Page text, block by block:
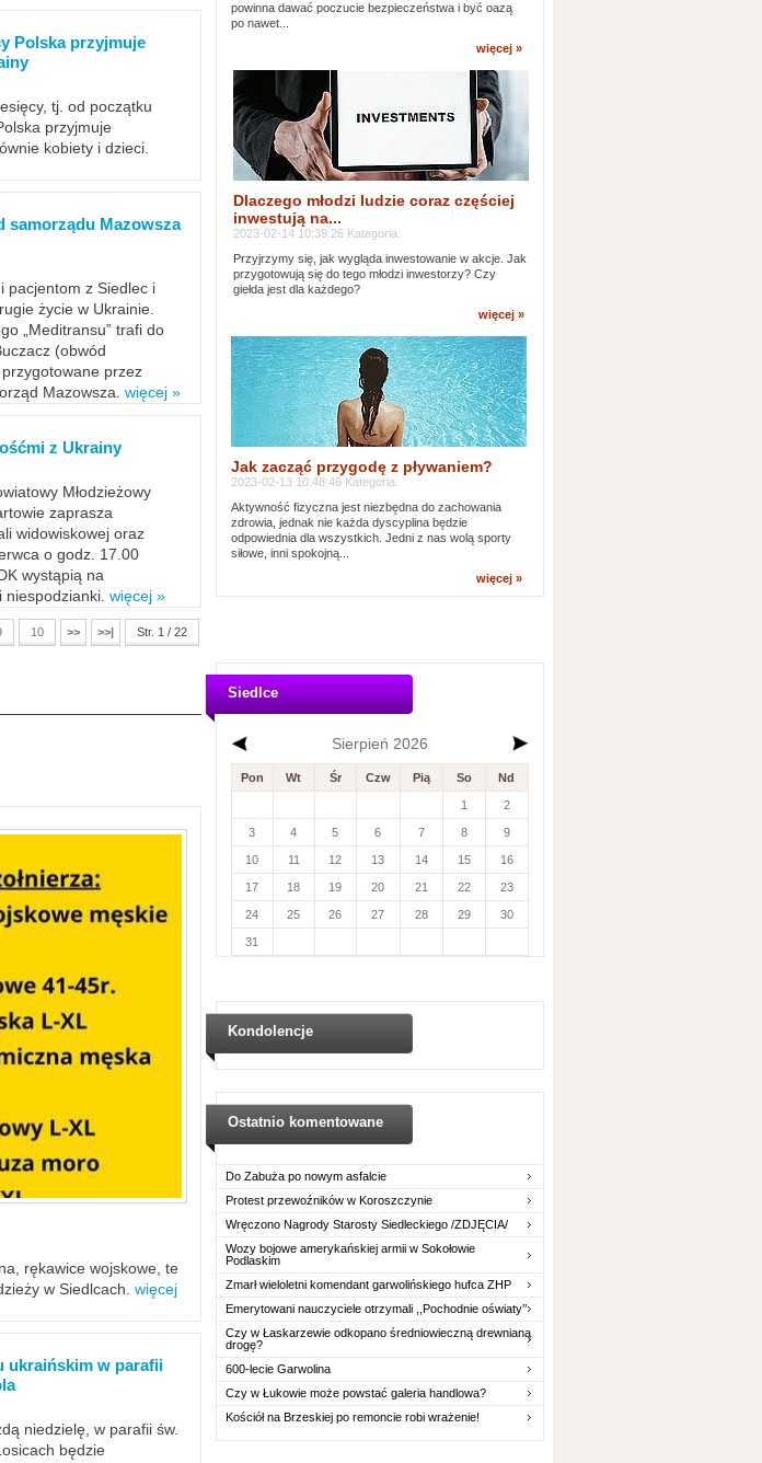
Polska przyjmuje
tj. od początku
przyjmuje
kobiety i dzieci.
samorządu Mazowsza
i pacjentom z Siedlec i
życie w Ukrainie.
„Meditransu” trafi do
(obwód
przez
Mazowsza. więcej »
z Ukrainy
Młodzieżowy
zaprasza
widowiskowej oraz
o godz. 17.00
wystąpią na
więcej »
10 >> >>| Str. 1 / 22
rękawice wojskowe, te
w Siedlcach. więcej
ukraińskim w parafii
niedzielę, w parafii św.
będzie
powinna dawać poczucie bezpieczeństwa i być oazą
po nawet...
więcej »
Dlaczego młodzi ludzie coraz częściej
inwestują na...
2023-02-14 10:39:26 Kategoria:
Przyjrzymy się, jak wygląda inwestowanie w akcje. Jak
przygotowują się do tego młodzi inwestorzy? Czy
giełda jest dla każdego?
więcej »
Jak zacząć przygodę z pływaniem?
2023-02-13 10:48:46 Kategoria:
Aktywność fizyczna jest niezbędna do zachowania
zdrowia, jednak nie każda dyscyplina będzie
odpowiednia dla wszystkich. Jedni z nas wolą sporty
siłowe, inni spokojną...
więcej »
Siedlce
Sierpień 2026
Pon Wt Śr Czw Pią So Nd
1 2
3 4 5 6 7 8 9
10 11 12 13 14 15 16
17 18 19 20 21 22 23
24 25 26 27 28 29 30
31
Kondolencje
Ostatnio komentowane
Do Zabuża po nowym asfalcie
Protest przewoźników w Koroszczynie
Wręczono Nagrody Starosty Siedleckiego /ZDJĘCIA/
Wozy bojowe amerykańskiej armii w Sokołowie
Podlaskim
Zmarł wieloletni komendant garwolińskiego hufca ZHP
Emerytowani nauczyciele otrzymali ,,Pochodnie oświaty’’
Czy w Łaskarzewie odkopano średniowieczną drewnianą
drogę?
600-lecie Garwolina
Czy w Łukowie może powstać galeria handlowa?
Kościół na Brzeskiej po remoncie robi wrażenie!